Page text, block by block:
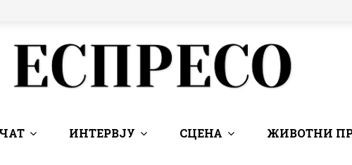
ИНТЕРВЈУ СЦЕНА ЖИВОТНИ